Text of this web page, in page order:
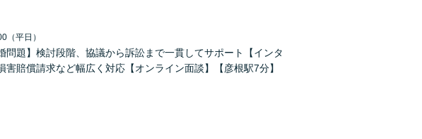
（平日）
題】検討段階、協議から訴訟まで一貫してサポート【インタ
賠償請求など幅広く対応【オンライン面談】【彦根駅7分】